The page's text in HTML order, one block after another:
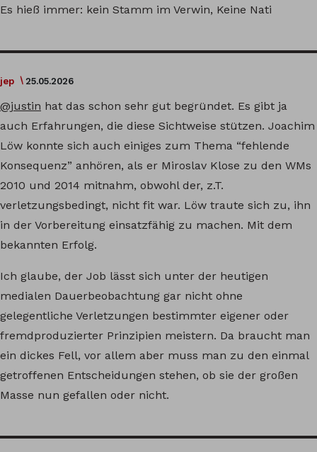
Es hieß immer: kein Stamm im Verwin, Keine Nati
jep 25.05.2026
@justin hat das schon sehr gut begründet. Es gibt ja
auch Erfahrungen, die diese Sichtweise stützen. Joachim
Löw konnte sich auch einiges zum Thema “fehlende
Konsequenz” anhören, als er Miroslav Klose zu den WMs
2010 und 2014 mitnahm, obwohl der, z.T.
verletzungsbedingt, nicht fit war. Löw traute sich zu, ihn
in der Vorbereitung einsatzfähig zu machen. Mit dem
bekannten Erfolg.
Ich glaube, der Job lässt sich unter der heutigen
medialen Dauerbeobachtung gar nicht ohne
gelegentliche Verletzungen bestimmter eigener oder
fremdproduzierter Prinzipien meistern. Da braucht man
ein dickes Fell, vor allem aber muss man zu den einmal
getroffenen Entscheidungen stehen, ob sie der großen
Masse nun gefallen oder nicht.